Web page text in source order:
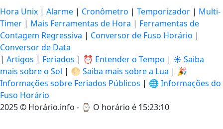
Hora Unix | Alarme | Cronômetro | Temporizador | Multi-
Timer | Mais Ferramentas de Hora | Ferramentas de
Contagem Regressiva | Conversor de Fuso Horário |
Conversor de Data
| Artigos | Feriados | ⏰ Entender o Tempo | ☀️ Saiba
mais sobre o Sol | 🌕 Saiba mais sobre a Lua | 🎉
Informações sobre Feriados Públicos | 🌐 Informações do
Fuso Horário
2025 © Horário.info - ⌚ O horário é 15:23:10